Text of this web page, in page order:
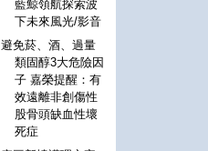
藍鯨領航探索波
下未來風光/影音
避免菸、酒、過量
類固醇3大危險因
子 嘉榮提醒：有
效遠離非創傷性
股骨頭缺血性壞
死症